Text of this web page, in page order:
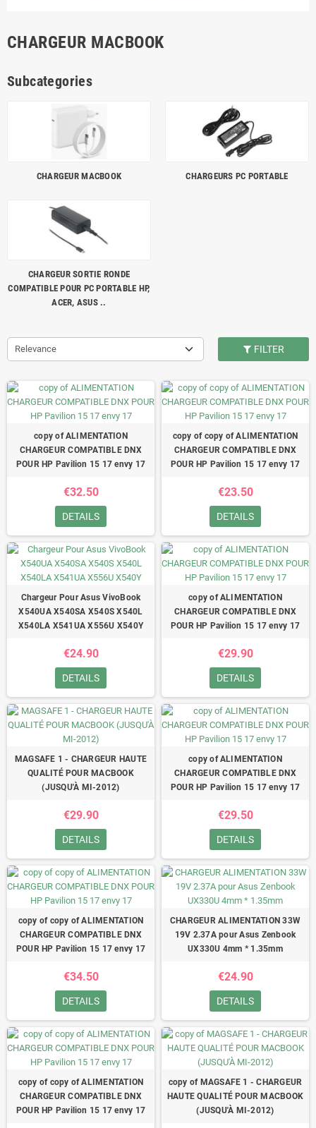
CHARGEUR MACBOOK
Subcategories
CHARGEUR MACBOOK CHARGEURS PC PORTABLE
CHARGEUR SORTIE RONDE
COMPATIBLE POUR PC PORTABLE HP,
ACER, ASUS ..
Relevance FILTER
copy of ALIMENTATION
CHARGEUR COMPATIBLE DNX
POUR HP Pavilion 15 17 envy 17
€32.50
DETAILS
copy of copy of ALIMENTATION
CHARGEUR COMPATIBLE DNX
POUR HP Pavilion 15 17 envy 17
€23.50
DETAILS
Chargeur Pour Asus VivoBook
X540UA X540SA X540S X540L
X540LA X541UA X556U X540Y
€24.90
DETAILS
copy of ALIMENTATION
CHARGEUR COMPATIBLE DNX
POUR HP Pavilion 15 17 envy 17
€29.90
DETAILS
MAGSAFE 1 - CHARGEUR HAUTE
QUALITÉ POUR MACBOOK
(JUSQU'À MI-2012)
€29.90
DETAILS
copy of ALIMENTATION
CHARGEUR COMPATIBLE DNX
POUR HP Pavilion 15 17 envy 17
€29.50
DETAILS
copy of copy of ALIMENTATION
CHARGEUR COMPATIBLE DNX
POUR HP Pavilion 15 17 envy 17
€34.50
DETAILS
CHARGEUR ALIMENTATION 33W
19V 2.37A pour Asus Zenbook
UX330U 4mm * 1.35mm
€24.90
DETAILS
copy of copy of ALIMENTATION
CHARGEUR COMPATIBLE DNX
POUR HP Pavilion 15 17 envy 17
copy of MAGSAFE 1 - CHARGEUR
HAUTE QUALITÉ POUR MACBOOK
(JUSQU'À MI-2012)